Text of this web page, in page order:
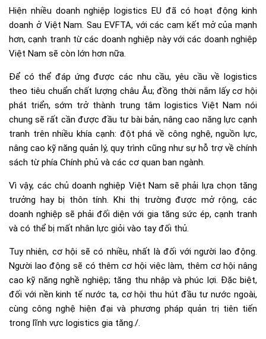
Hiện nhiều doanh nghiệp logistics EU đã có hoạt động kinh
doanh ở Việt Nam. Sau EVFTA, với các cam kết mở của mạnh
hơn, cạnh tranh từ các doanh nghiệp này với các doanh nghiệp
Việt Nam sẽ còn lớn hơn nữa.
Để có thể đáp ứng được các nhu cầu, yêu cầu về logistics
theo tiêu chuẩn chất lượng châu Âu; đồng thời nắm lấy cơ hội
phát triển, sớm trở thành trung tâm logistics Việt Nam nói
chung sẽ rất cần được đầu tư bài bản, nâng cao năng lực cạnh
tranh trên nhiều khía cạnh: đột phá về công nghệ, nguồn lực,
nâng cao kỹ năng quản lý, quy trình cũng như sự hỗ trợ về chính
sách từ phía Chính phủ và các cơ quan ban ngành.
Vì vậy, các chủ doanh nghiệp Việt Nam sẽ phải lựa chọn tăng
trưởng hay bị thôn tính. Khi thị trường được mở rộng, các
doanh nghiệp sẽ phải đối diện với gia tăng sức ép, cạnh tranh
và có thể bị mất nhân lực giỏi vào tay đối thủ.
Tuy nhiên, cơ hội sẽ có nhiều, nhất là đối với người lao động.
Người lao động sẽ có thêm cơ hội việc làm, thêm cơ hội nâng
cao kỹ năng nghề nghiệp; tăng thu nhập và phúc lợi. Đặc biệt,
đối với nền kinh tế nước ta, cơ hội thu hút đầu tư nước ngoài,
cùng công nghệ hiện đại và phương pháp quản trị tiên tiến
trong lĩnh vực logistics gia tăng./.